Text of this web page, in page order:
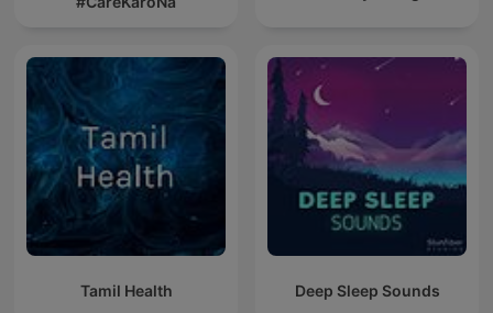
Tamil Health Deep Sleep Sounds